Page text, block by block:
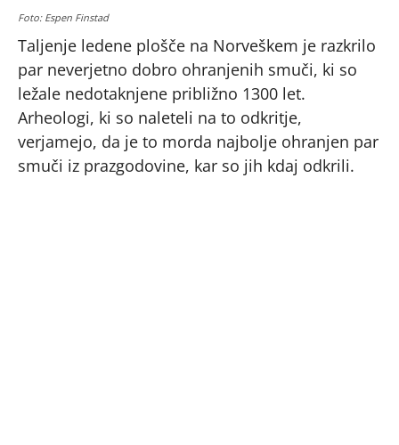
Foto: Espen Finstad
Taljenje ledene plošče na Norveškem je razkrilo
par neverjetno dobro ohranjenih smuči, ki so
ležale nedotaknjene približno 1300 let.
Arheologi, ki so naleteli na to odkritje,
verjamejo, da je to morda najbolje ohranjen par
smuči iz prazgodovine, kar so jih kdaj odkrili.